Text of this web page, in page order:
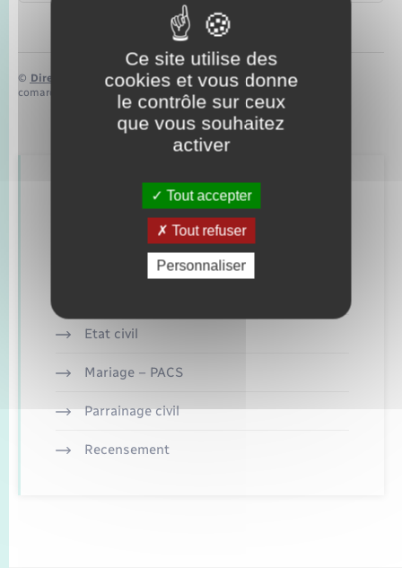
© Direction de l’information légale et administrative
comarquage developpé par
baseo.io
Retrouvez aussi
Concessions funéraires
Etat civil
Mariage – PACS
Parrainage civil
Recensement
Ce site utilise des
cookies et vous donne
le contrôle sur ceux
que vous souhaitez
activer
Tout accepter
Tout refuser
Personnaliser